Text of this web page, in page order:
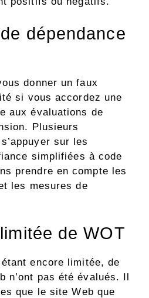
dépendance
donner un faux
si vous accordez une
aux évaluations de
Plusieurs
sur les
simplifiées à code
prendre en compte les
les mesures de
de WOT
étant encore limitée, de
n’ont pas été évalués. Il
que le site Web que